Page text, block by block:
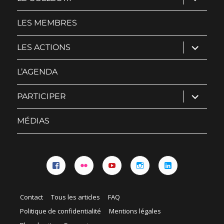
le
sous-
LES MEMBRES
LES ACTIONS ouvrir
le
sous-
L’AGENDA
PARTICIPER ouvrir
le
sous-
MÉDIAS
Contact Tous les articles
FAQ
Politique de confidentialité
Mentions légales